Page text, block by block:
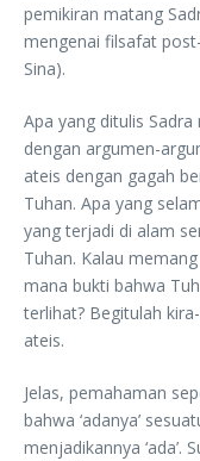
pemikiran matang
mengenai filsafat
Sina).
Apa yang ditulis
dengan argumen-
ateis dengan gagah
Tuhan. Apa yang
yang terjadi di alam
Tuhan. Kalau
mana bukti bahwa
terlihat? Begitulah
ateis.
Jelas, pemahaman
bahwa ‘adanya’
menjadikannya ‘ada’.